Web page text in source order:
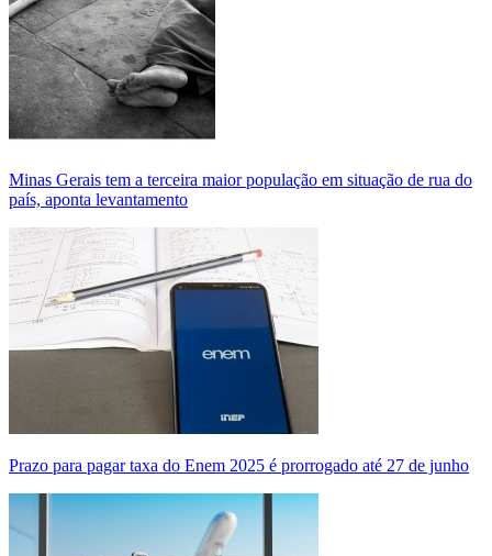
Minas Gerais tem a terceira maior população em situação de rua do
país, aponta levantamento
Prazo para pagar taxa do Enem 2025 é prorrogado até 27 de junho